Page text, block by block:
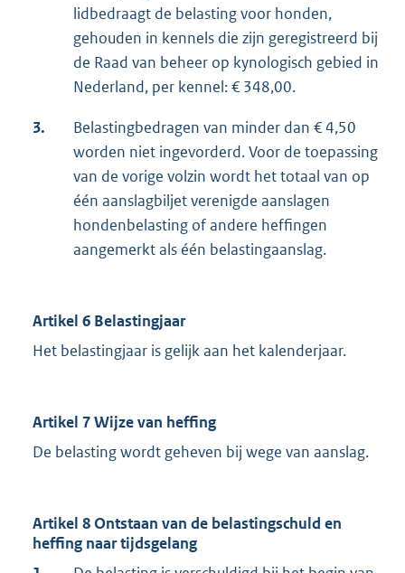
lidbedraagt de belasting voor honden,
gehouden in kennels die zijn geregistreerd bij
de Raad van beheer op kynologisch gebied in
Nederland, per kennel: € 348,00.
3.
Belastingbedragen van minder dan € 4,50
worden niet ingevorderd. Voor de toepassing
van de vorige volzin wordt het totaal van op
één aanslagbiljet verenigde aanslagen
hondenbelasting of andere heffingen
aangemerkt als één belastingaanslag.
Artikel 6 Belastingjaar
Het belastingjaar is gelijk aan het kalenderjaar.
Artikel 7 Wijze van heffing
De belasting wordt geheven bij wege van aanslag.
Artikel 8 Ontstaan van de belastingschuld en
heffing naar tijdsgelang